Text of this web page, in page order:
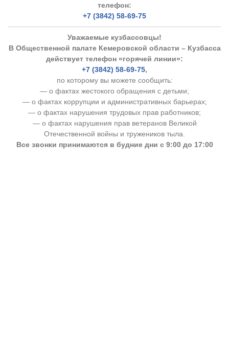
телефон:
+7 (3842) 58-69-75
Уважаемые кузбассовцы!
В Общественной палате Кемеровской области – Кузбасса
действует телефон «горячей линии»:
+7 (3842) 58-69-75,
по которому вы можете сообщить:
— о фактах жестокого обращения с детьми;
— о фактах коррупции и административных барьерах;
— о фактах нарушения трудовых прав работников;
— о фактах нарушения прав ветеранов Великой
Отечественной войны и тружеников тыла.
Все звонки принимаются в будние дни с 9:00 до 17:00